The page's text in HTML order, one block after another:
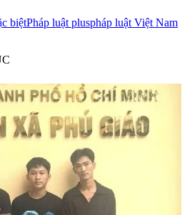
biệtPháp luật pluspháp luật Việt Nam